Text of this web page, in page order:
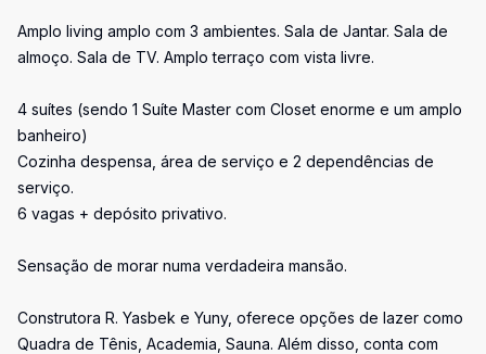
Amplo living amplo com 3 ambientes. Sala de Jantar. Sala de
almoço. Sala de TV. Amplo terraço com vista livre.
4 suítes (sendo 1 Suíte Master com Closet enorme e um amplo
banheiro)
Cozinha despensa, área de serviço e 2 dependências de
serviço.
6 vagas + depósito privativo.
Sensação de morar numa verdadeira mansão.
Construtora R. Yasbek e Yuny, oferece opções de lazer como
Quadra de Tênis, Academia, Sauna. Além disso, conta com